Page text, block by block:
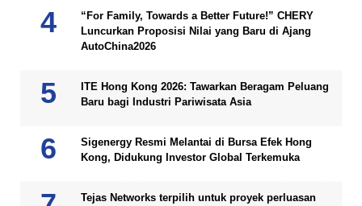
“For Family, Towards a Better Future!” CHERY
Luncurkan Proposisi Nilai yang Baru di Ajang
AutoChina2026
ITE Hong Kong 2026: Tawarkan Beragam Peluang
Baru bagi Industri Pariwisata Asia
Sigenergy Resmi Melantai di Bursa Efek Hong
Kong, Didukung Investor Global Terkemuka
Tejas Networks terpilih untuk proyek perluasan